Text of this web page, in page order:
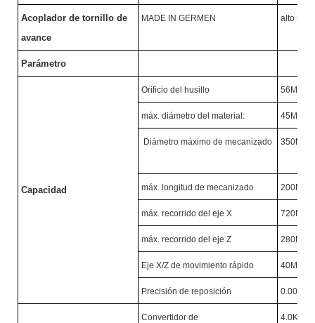
Acoplador de tornillo de
avance
MADE IN GERMEN alto
Parámetro
Capacidad
Orificio del husillo 56MM
máx. diámetro del material: 45MM
Diámetro máximo de mecanizado 350MM
máx. longitud de mecanizado 200MM
máx. recorrido del eje X 720MM
máx. recorrido del eje Z 280MM
Eje X/Z de movimiento rápido 40M/
Precisión de reposición
Convertidor de
4.0KW/